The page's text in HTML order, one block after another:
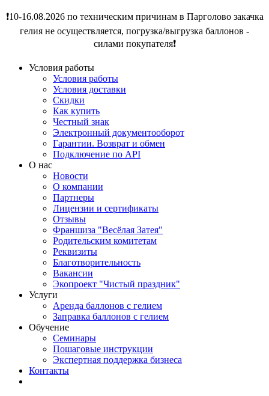
❗️10-16.08.2026 по техническим причинам в Парголово закачка
гелия не осуществляется, погрузка/выгрузка баллонов -
силами покупателя❗️
Условия работы
Условия работы
Условия доставки
Скидки
Как купить
Честный знак
Электронный документооборот
Гарантии. Возврат и обмен
Подключение по API
О нас
Новости
О компании
Партнеры
Лицензии и сертификаты
Отзывы
Франшиза "Весёлая Затея"
Родительским комитетам
Реквизиты
Благотворительность
Вакансии
Экопроект "Чистый праздник"
Услуги
Аренда баллонов с гелием
Заправка баллонов с гелием
Обучение
Семинары
Пошаговые инструкции
Экспертная поддержка бизнеса
Контакты